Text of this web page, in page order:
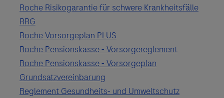
Roche Risikogarantie für schwere Krankheitsfälle
RRG
Roche Vorsorgeplan PLUS
Roche Pensionskasse - Vorsorgereglement
Roche Pensionskasse - Vorsorgeplan
Grundsatzvereinbarung
Reglement Gesundheits- und Umweltschutz